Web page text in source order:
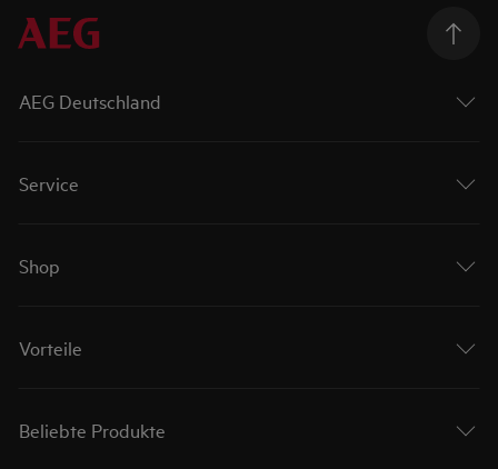
AEG Deutschland
Service
Shop
Vorteile
Beliebte Produkte